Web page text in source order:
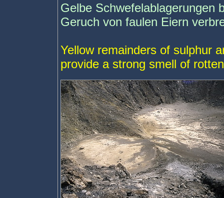
Gelbe Schwefelablagerungen
Geruch von faulen Eiern
Yellow remainders of sulphur
provide a strong smell of